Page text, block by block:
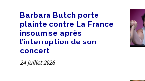
Barbara Butch porte
plainte contre La France
insoumise après
l’interruption de son
concert
24 juillet 2026